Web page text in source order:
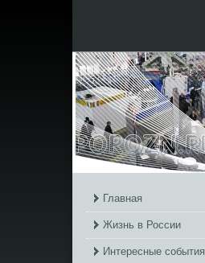
Главная
Жизнь в России
Интересные события